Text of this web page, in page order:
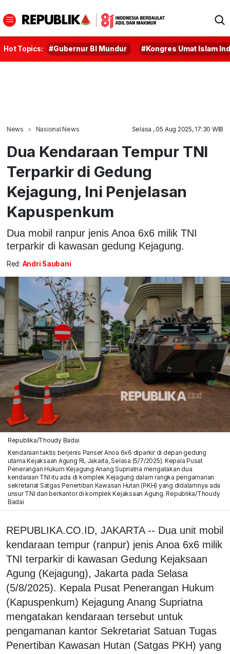
Hot Topics: #Gubernur BI Mundur #Kongres Umat Islam
News Nasional News Selasa , 05 Aug 2025, 17:30 WIB
Dua Kendaraan Tempur TNI
Terparkir di Gedung
Kejagung, Ini Penjelasan
Kapuspenkum
Dua mobil ranpur jenis Anoa 6x6 milik TNI
terparkir di kawasan gedung Kejagung.
Red: Andri Saubani
Republika/Thoudy Badai
Kendaraan taktis berjenis Panser Anoa 6x6 diparkir di depan gedung
utama Kejaksaan Agung RI, Jakarta, Selasa (5/7/2025). Kepala Pusat
Penerangan Hukum Kejagung Anang Supriatna mengatakan dua
kendaraan TNI itu ada di komplek Kejagung dalam rangka pengamanan
sekretariat Satgas Penertiban Kawasan Hutan (PKH) yang didalamnya ada
unsur TNI dan berkantor di komplek Kejaksaan Agung. Republika/Thoudy
Badai
REPUBLIKA.CO.ID, JAKARTA -- Dua unit mobil
kendaraan tempur (ranpur) jenis Anoa 6x6 milik
TNI terparkir di kawasan Gedung Kejaksaan
Agung (Kejagung), Jakarta pada Selasa
(5/8/2025). Kepala Pusat Penerangan Hukum
(Kapuspenkum) Kejagung Anang Supriatna
mengatakan kendaraan tersebut untuk
pengamanan kantor Sekretariat Satuan Tugas
Penertiban Kawasan Hutan (Satgas PKH) yang